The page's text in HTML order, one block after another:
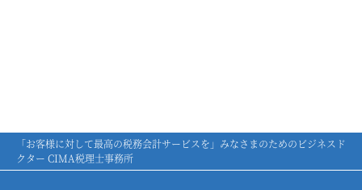
「お客様に対して最高の税務会計サービスを」みなさまのためのビジネスド
クター CIMA税理士事務所